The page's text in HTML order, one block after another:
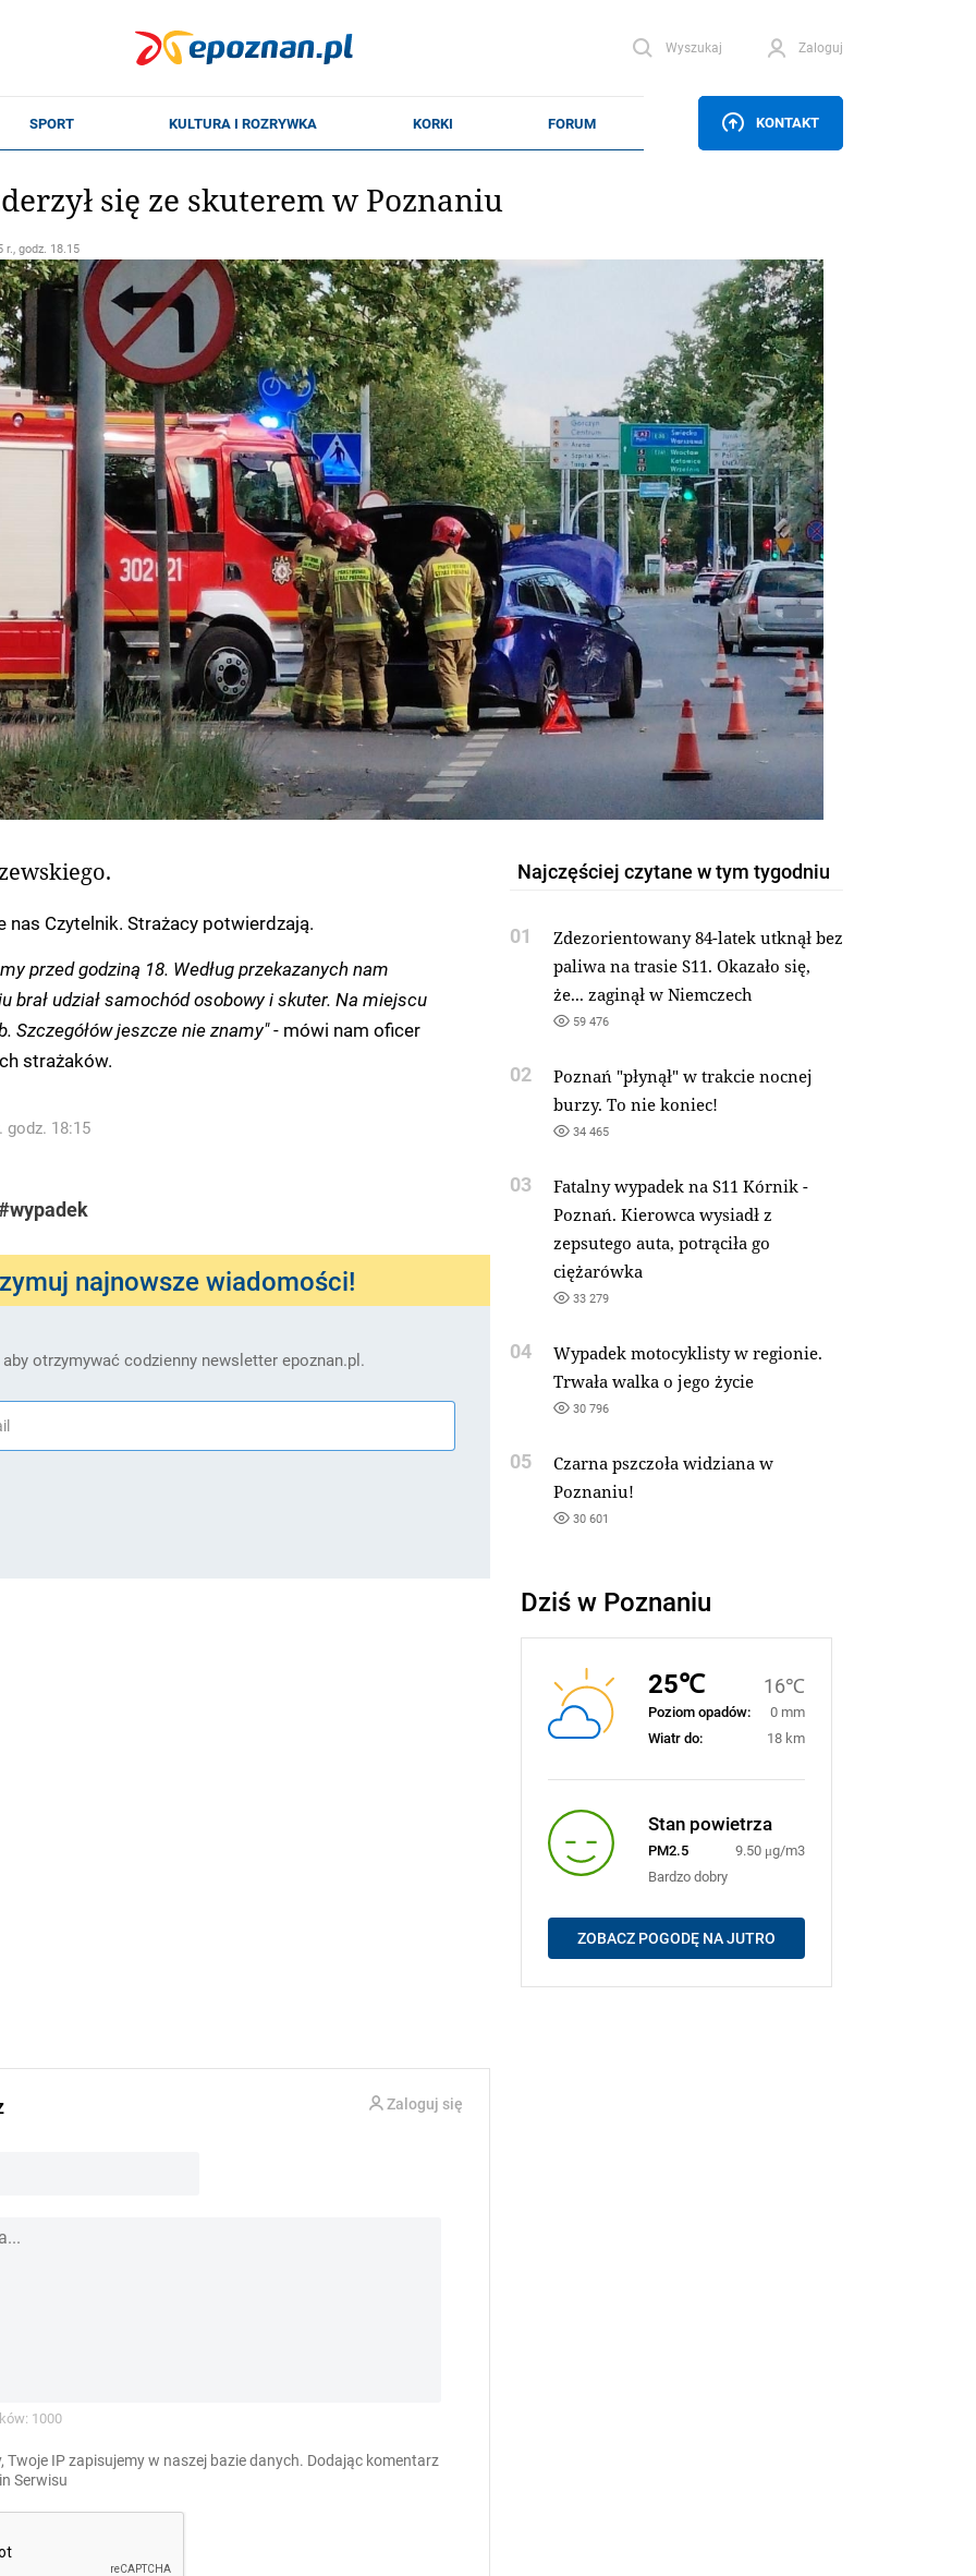
Wyszukaj Zaloguj
KONTAKT
się ze skuterem w Poznaniu
r., godz. 18.15
nas Czytelnik. Strażacy potwierdzają.
przed godziną 18. Według przekazanych nam
brał udział samochód osobowy i skuter. Na miejscu
Szczegółów jeszcze nie znamy"- mówi nam oficer
strażaków.
godz. 18:15
najnowsze wiadomości!
otrzymywać codzienny newsletter epoznan.pl.
Zaloguj się
1000
Twoje IP zapisujemy w naszej bazie danych. Dodając komentarz
Serwisu
Najczęściej czytane w tym tygodniu
01
Zdezorientowany 84-latek utknął bez
paliwa na trasie S11. Okazało się,
że... zaginął w Niemczech
59 476
02
Poznań "płynął" w trakcie nocnej
burzy. To nie koniec!
34 465
03
Fatalny wypadek na S11 Kórnik -
Poznań. Kierowca wysiadł z
zepsutego auta, potrąciła go
ciężarówka
33 279
04
Wypadek motocyklisty w regionie.
Trwała walka o jego życie
30 796
05
Czarna pszczoła widziana w
Poznaniu!
30 601
Dziś w Poznaniu
25℃ 16℃
Poziom opadów:
0 mm
Wiatr do:
18 km
Stan powietrza
PM2.5
9.50 μg/m3
Bardzo dobry
ZOBACZ POGODĘ NA JUTRO